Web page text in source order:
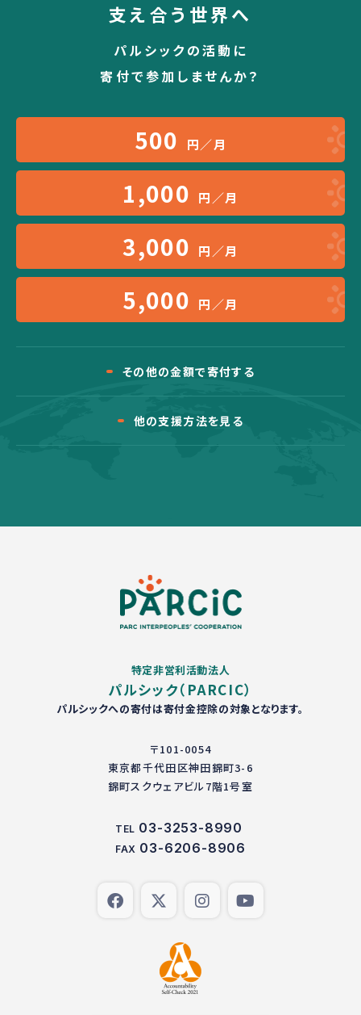
支え合う世界へ
パルシックの活動に
寄付で参加しませんか？
500 円／月
1,000 円／月
3,000 円／月
5,000 円／月
その他の金額で寄付する
他の支援方法を見る
特定非営利活動法人
パルシック（PARCIC）
パルシックへの寄付は寄付金控除の対象となります。
〒101-0054
東京都千代田区神田錦町3-6
錦町スクウェアビル7階1号室
TEL 03-3253-8990
FAX 03-6206-8906